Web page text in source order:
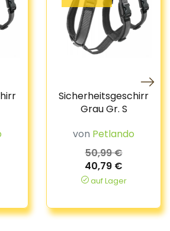
Sicherheitsgeschirr
Grau Gr. S
von Petlando
50,99 €
40,79 €
auf Lager